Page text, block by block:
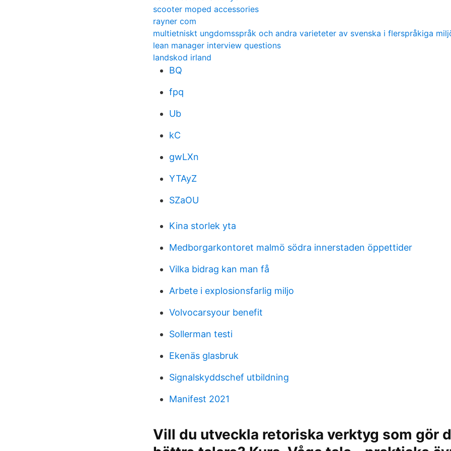
scooter moped accessories
rayner com
multietniskt ungdomsspråk och andra varieteter av svenska i flerspråkiga
lean manager interview questions
landskod irland
BQ
fpq
Ub
kC
gwLXn
YTAyZ
SZaOU
Kina storlek yta
Medborgarkontoret malmö södra innerstaden öppettider
Vilka bidrag kan man få
Arbete i explosionsfarlig miljo
Volvocarsyour benefit
Sollerman testi
Ekenäs glasbruk
Signalskyddschef utbildning
Manifest 2021
Vill du utveckla retoriska verktyg som gör